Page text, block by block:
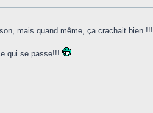
mais quand même, ça crachait bien !!!
qui se passe!!!